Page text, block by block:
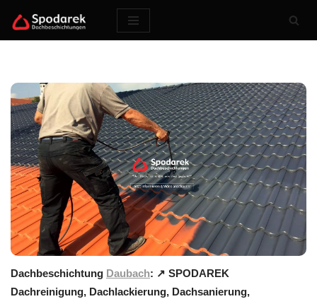
Zum
Dachbeschichtung Daubach: ↗️ SPODAREK
Dachreinigung, Dachlackierung, Dachsanierung,